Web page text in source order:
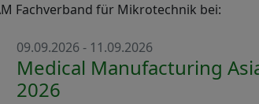
Fachverband für Mikrotechnik bei:
09.09.2026 - 11.09.2026
Medical Manufacturing
2026